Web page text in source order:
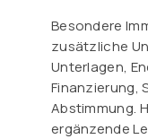
Besondere
zusätzliche
Unterlagen,
Finanzierung,
Abstimmung.
ergänzende